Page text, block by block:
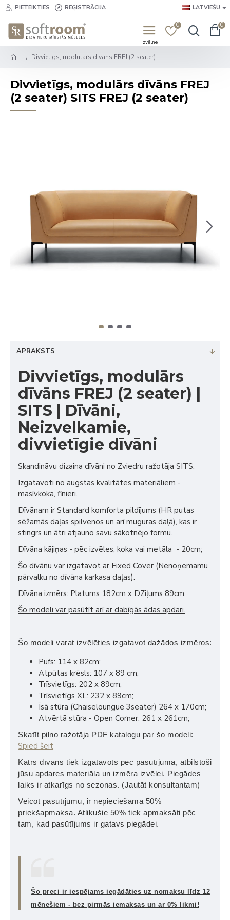
PIETEIKTIES REĢISTRĀCIJA LATVIEŠU
0 0
Divvietīgs, modulārs dīvāns FREJ (2 seater)
Divvietīgs, modulārs dīvāns FREJ
(2 seater) SITS FREJ (2 seater)
APRAKSTS
Divvietīgs, modulārs
dīvāns FREJ (2 seater) |
SITS | Dīvāni,
Neizvelkamie,
divvietīgie dīvāni
Skandināvu dizaina dīvāni no Zviedru ražotāja SITS.
Izgatavoti no augstas kvalitātes materiāliem -
masīvkoka, finieri.
Dīvānam ir Standard komforta pildījums (HR putas
sēžamās daļas spilvenos un arī muguras daļā), kas ir
stingrs un ātri atjauno savu sākotnējo formu.
Dīvāna kājiņas - pēc izvēles, koka vai metāla - 20cm;
Šo dīvānu var izgatavot ar Fixed Cover (Nenoņemamu
pārvalku no dīvāna karkasa daļas).
Dīvāna izmērs: Platums 182cm x DZiļums 89cm.
Šo modeli var pasūtīt arī ar dabīgās ādas apdari.
Šo modeli varat izvēlēties izgatavot dažādos izmēros:
Pufs: 114 x 82cm;
Atpūtas krēsls: 107 x 89 cm;
Trīsvietīgs: 202 x 89cm;
Trīsvietīgs XL: 232 x 89cm;
Īsā stūra (Chaiseloungue 3seater) 264 x 170cm;
Atvērtā stūra - Open Corner: 261 x 261cm;
Skatīt pilno ražotāja PDF katalogu par šo modeli:
Spied šeit
Katrs dīvāns tiek izgatavots pēc pasūtījuma, atbilstoši
jūsu apdares materiāla un izmēra izvēlei. Piegādes
laiks ir atkarīgs no sezonas. (Jautāt konsultantam)
Veicot pasūtījumu, ir nepieciešama 50%
priekšapmaksa. Atlikušie 50% tiek apmaksāti pēc
tam, kad pasūtījums ir gatavs piegādei.
Šo preci ir iespējams iegādāties uz nomaksu līdz 12
mēnešiem - bez pirmās iemaksas un ar 0% likmi!